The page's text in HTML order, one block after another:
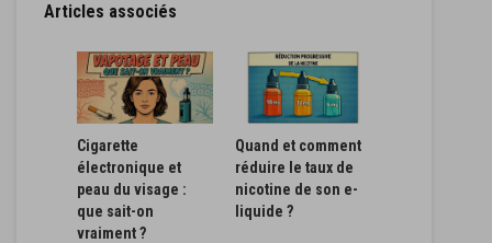
Articles associés
Cigarette
électronique et
peau du visage :
que sait-on
vraiment ?
Quand et comment
réduire le taux de
nicotine de son e-
liquide ?